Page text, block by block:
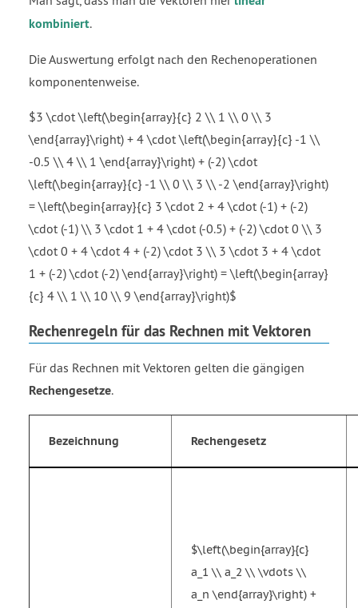
kombiniert.
Die Auswertung erfolgt nach den Rechenoperationen
komponentenweise.
$3 \cdot \left(\begin{array}{c} 2 \\ 1 \\ 0 \\ 3
\end{array}\right) + 4 \cdot \left(\begin{array}{c} -1 \\
-0.5 \\ 4 \\ 1 \end{array}\right) + (-2) \cdot
\left(\begin{array}{c} -1 \\ 0 \\ 3 \\ -2 \end{array}\right)
= \left(\begin{array}{c} 3 \cdot 2 + 4 \cdot (-1) + (-2)
\cdot (-1) \\ 3 \cdot 1 + 4 \cdot (-0.5) + (-2) \cdot 0 \\ 3
\cdot 0 + 4 \cdot 4 + (-2) \cdot 3 \\ 3 \cdot 3 + 4 \cdot
1 + (-2) \cdot (-2) \end{array}\right) = \left(\begin{array}
{c} 4 \\ 1 \\ 10 \\ 9 \end{array}\right)$
Rechenregeln für das Rechnen mit Vektoren
Für das Rechnen mit Vektoren gelten die gängigen
Rechengesetze.
Bezeichnung Rechengesetz
$\left(\begin{array}{c}
a_1 \\ a_2 \\ \vdots \\
a_n \end{array}\right) +